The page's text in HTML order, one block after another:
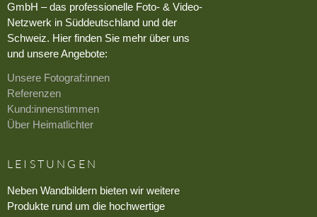
GmbH – das professionelle Foto- & Video-
Netzwerk in Süddeutschland und der
Schweiz. Hier finden Sie mehr über uns
und unsere Angebote:
Unsere Fotograf:innen
Referenzen
Kund:innenstimmen
Über Heimatlichter
LEISTUNGEN
Neben Wandbildern bieten wir weitere
Produkte rund um die hochwertige